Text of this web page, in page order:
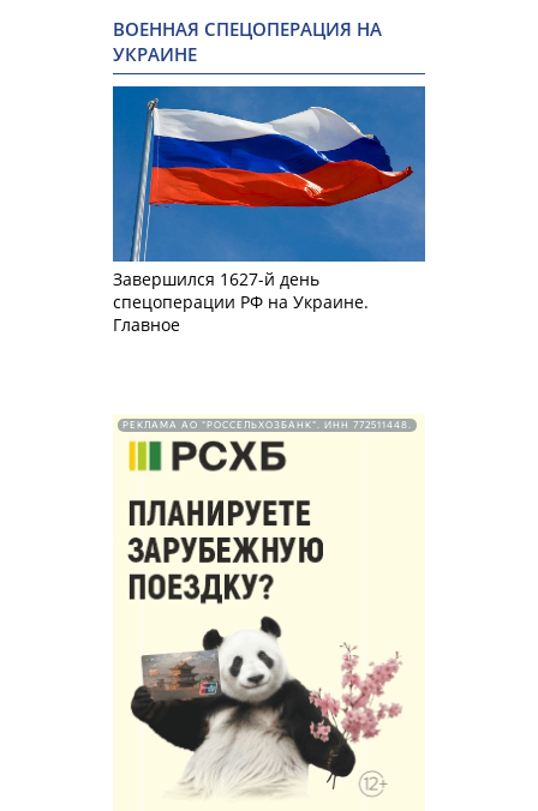
ВОЕННАЯ СПЕЦОПЕРАЦИЯ НА
УКРАИНЕ
Завершился 1627-й день
спецоперации РФ на Украине.
Главное
РЕКЛАМА АО "РОССЕЛЬХОЗБАНК". ИНН 772511448.